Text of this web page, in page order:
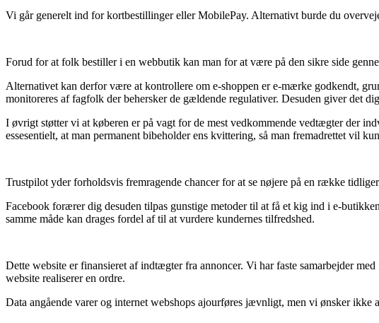
Vi går generelt ind for kortbestillinger eller MobilePay. Alternativt burde du
Forud for at folk bestiller i en webbutik kan man for at være på den sikre side
Alternativet kan derfor være at kontrollere om e-shoppen er e-mærke godkendt,
monitoreres af fagfolk der behersker de gældende regulativer. Desuden giver det
I øvrigt støtter vi at køberen er på vagt for de mest vedkommende vedtægter der
essesentielt, at man permanent bibeholder ens kvittering, så man fremadrettet vil
Trustpilot yder forholdsvis fremragende chancer for at se nøjere på en række
Facebook forærer dig desuden tilpas gunstige metoder til at få et kig ind i e-
samme måde kan drages fordel af til at vurdere kundernes tilfredshed.
Dette website er finansieret af indtægter fra annoncer. Vi har faste samarbejder
website realiserer en ordre.
Data angående varer og internet webshops ajourføres jævnligt, men vi ønsker